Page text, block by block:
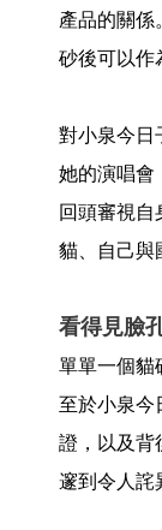
產品的關係
砂後可以作
對小泉今日
她的演唱會
回頭審視自
貓、自己與
看得見臉
單單一個貓
至於小泉今
證，以及背
邃到令人詫